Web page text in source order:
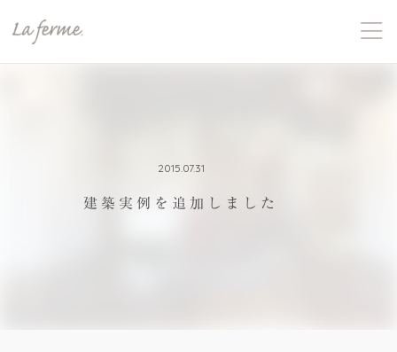
建築実例を追加しました
2015.07.31